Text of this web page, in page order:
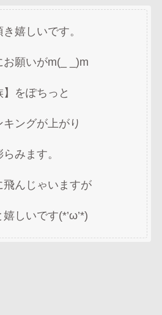
嬉しいです。
願いがm(_ _)m
をぽちっと
ングが上がり
みます。
んじゃいますが
しいです(*’ω’*)